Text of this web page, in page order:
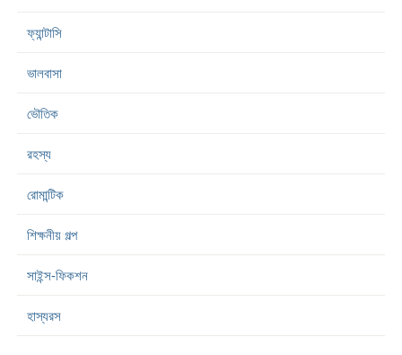
ফ্যান্টাসি
ভালবাসা
ভৌতিক
রহস্য
রোমান্টিক
শিক্ষনীয় গল্প
সাইন্স-ফিকশন
হাস্যরস